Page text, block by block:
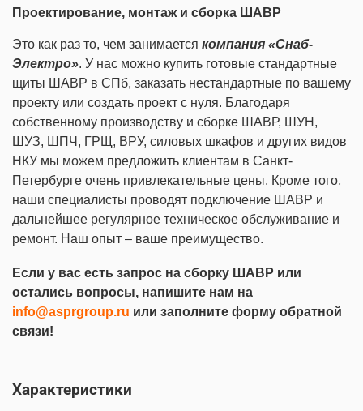
Проектирование, монтаж и сборка ШАВР
Это как раз то, чем занимается компания «Снаб-
Электро». У нас можно купить готовые стандартные
щиты ШАВР в СПб, заказать нестандартные по вашему
проекту или создать проект с нуля. Благодаря
собственному производству и сборке ШАВР, ШУН,
ШУЗ, ШПЧ, ГРЩ, ВРУ, силовых шкафов и других видов
НКУ мы можем предложить клиентам в Санкт-
Петербурге очень привлекательные цены. Кроме того,
наши специалисты проводят подключение ШАВР и
дальнейшее регулярное техническое обслуживание и
ремонт. Наш опыт – ваше преимущество.
Если у вас есть запрос на сборку ШАВР или
остались вопросы, напишите нам на
info@asprgroup.ru или заполните форму обратной
связи!
Характеристики